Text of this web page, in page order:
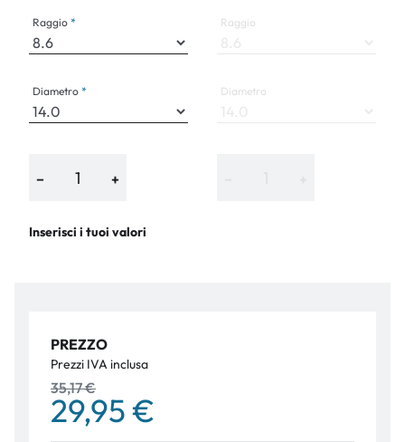
Raggio
Diametro
− +
Inserisci i tuoi valori
Raggio
Diametro
PREZZO
Prezzi IVA inclusa
35,17 €
29,95 €